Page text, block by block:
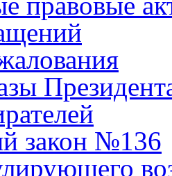
закон №136